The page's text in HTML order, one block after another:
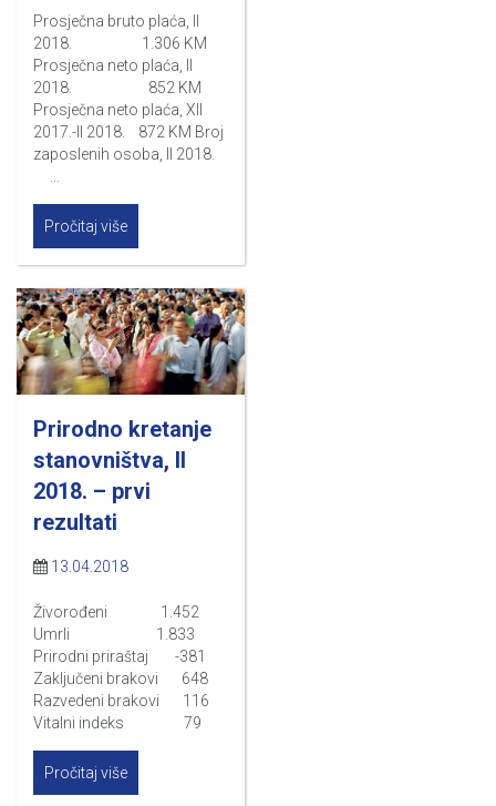
Prosječna bruto plaća, II
2018. 1.306 KM
Prosječna neto plaća, II
2018. 852 KM
Prosječna neto plaća, XII
2017.-II 2018. 872 KM Broj
zaposlenih osoba, II 2018.
…
Pročitaj više
Prirodno kretanje
stanovništva, II
2018. – prvi
rezultati
13.04.2018
Živorođeni 1.452
Umrli 1.833
Prirodni priraštaj -381
Zaključeni brakovi 648
Razvedeni brakovi 116
Vitalni indeks 79
Pročitaj više